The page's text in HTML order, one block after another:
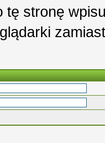
tę stronę